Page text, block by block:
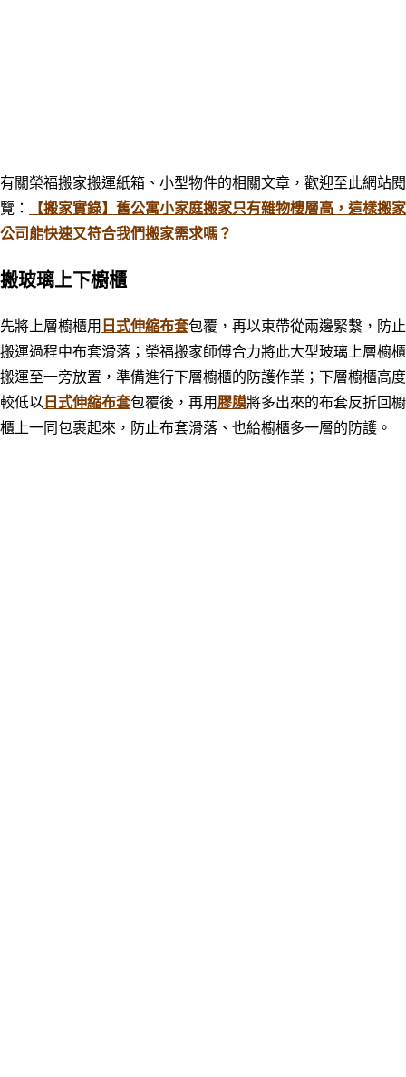
有關榮福搬家搬運紙箱、小型物件的相關文章，歡迎至此網站閱
覽：
【搬家實錄】舊公寓小家庭搬家只有雜物樓層高，這樣搬家
公司能快速又符合我們搬家需求嗎？
搬玻璃上下櫥櫃
先將上層櫥櫃用 日式伸縮布套包覆，再以束帶從兩邊緊繫，防止
搬運過程中布套滑落；榮福搬家師傅合力將此大型玻璃上層櫥櫃
搬運至一旁放置，準備進行下層櫥櫃的防護作業；下層櫥櫃高度
較低以 日式伸縮布套包覆後，再用 膠膜將多出來的布套反折回櫥
櫃上一同包裹起來，防止布套滑落、也給櫥櫃多一層的防護。